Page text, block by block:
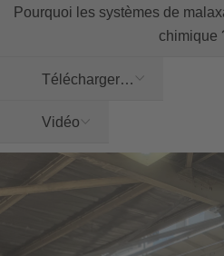
Pourquoi les systèmes de
chimique
Télécharger…
Vidéo